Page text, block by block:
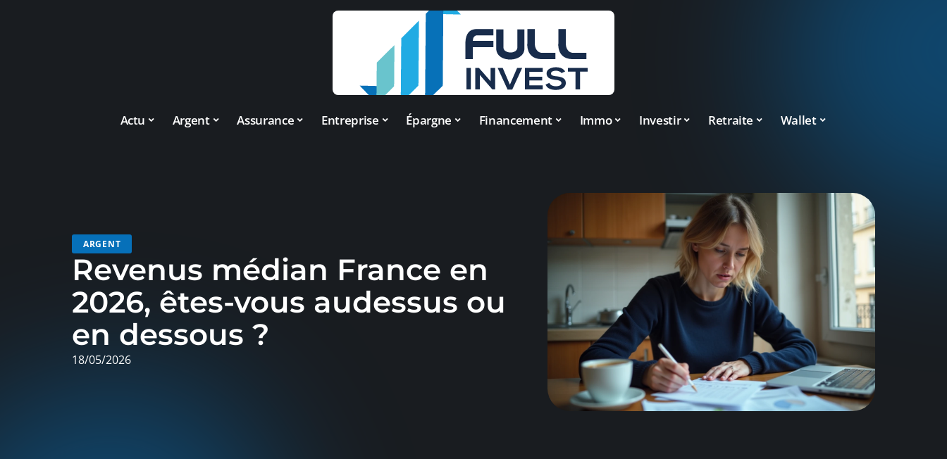
Actu Argent Assurance Entreprise Épargne Financement Immo Investir Retraite Wallet
ARGENT
Revenus médian France en
2026, êtes-vous audessus ou
en dessous ?
18/05/2026